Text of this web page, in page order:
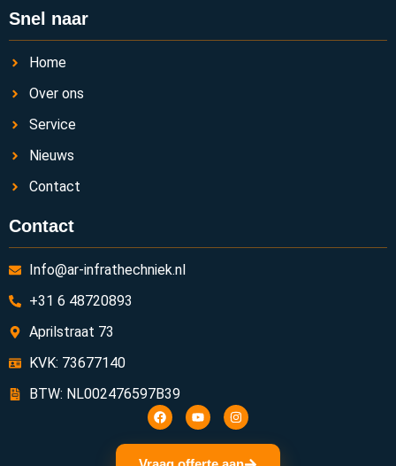
Snel naar
Home
Over ons
Service
Nieuws
Contact
Contact
Info@ar-infrathechniek.nl
+31 6 48720893
Aprilstraat 73
KVK: 73677140
BTW: NL002476597B39